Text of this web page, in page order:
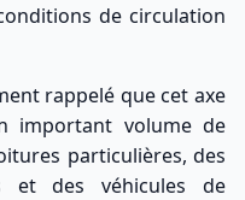
de circulation
rappelé que cet axe
important volume de
particulières, des
et des véhicules de